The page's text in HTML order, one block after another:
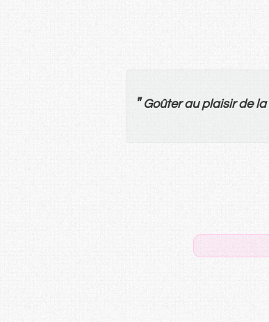
" Goûter au plaisir de la